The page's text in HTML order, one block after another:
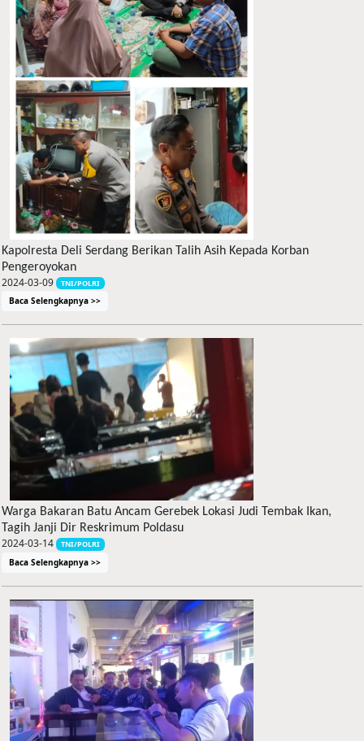
Kapolresta Deli Serdang Berikan Talih Asih Kepada Korban
Pengeroyokan
2024-03-09 TNI/POLRI
Baca Selengkapnya >>
Warga Bakaran Batu Ancam Gerebek Lokasi Judi Tembak Ikan,
Tagih Janji Dir Reskrimum Poldasu
2024-03-14 TNI/POLRI
Baca Selengkapnya >>